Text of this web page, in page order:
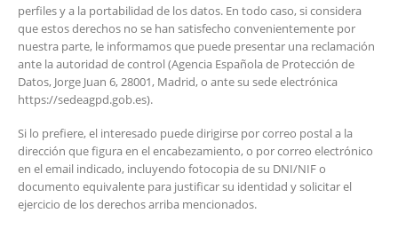
perfiles y a la portabilidad de los datos. En todo caso, si considera
que estos derechos no se han satisfecho convenientemente por
nuestra parte, le informamos que puede presentar una reclamación
ante la autoridad de control (Agencia Española de Protección de
Datos, Jorge Juan 6, 28001, Madrid, o ante su sede electrónica
https://sedeagpd.gob.es).
Si lo prefiere, el interesado puede dirigirse por correo postal a la
dirección que figura en el encabezamiento, o por correo electrónico
en el email indicado, incluyendo fotocopia de su DNI/NIF o
documento equivalente para justificar su identidad y solicitar el
ejercicio de los derechos arriba mencionados.